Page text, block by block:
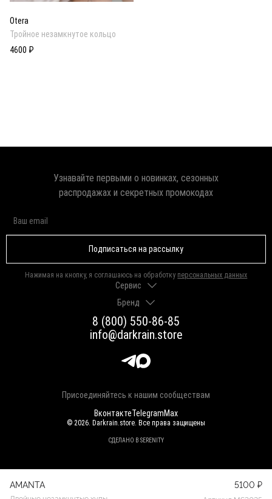
Otera
Тройное незамкнутое кольцо
4600 ₽
AMANTA 5100 ₽
8 (800) 550-86-85
info@darkrain.store
Присоединяйтесь к нашим сообществам
ВконтактеTelegramMax
Сервис
Доставка и оплата
Гарантии и возврат
Как выбрать размер
Уход за украшениями
Яндекс Пэй
Долями
Бренд
О нас
Программа лояльности
Магазины
Узнавайте первыми о новинках, сезонных
распродажах и секретных промокодах
Подписаться на рассылку
Нажимая на кнопку, я соглашаюсь на обработку персональных данных
© 2026. Darkrain.store. Все права защищены
СДЕЛАНО В SERENITY